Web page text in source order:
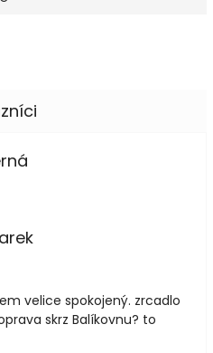
velice spokojený. zrcadlo
skrz Balíkovnu? to